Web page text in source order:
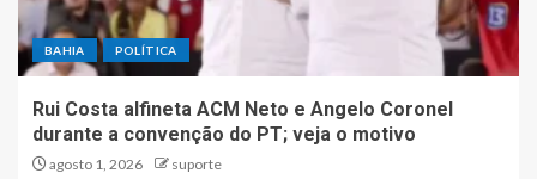
BAHIA POLÍTICA
Rui Costa alfineta ACM Neto e Angelo Coronel
durante a convenção do PT; veja o motivo
agosto 1, 2026 suporte